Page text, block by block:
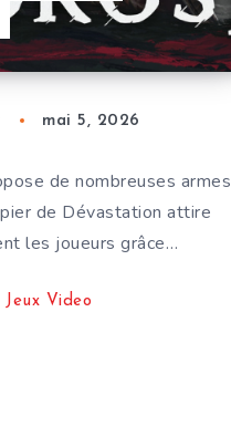
mai 5, 2026
de nombreuses armes
de Dévastation attire
les joueurs grâce…
Jeux Video